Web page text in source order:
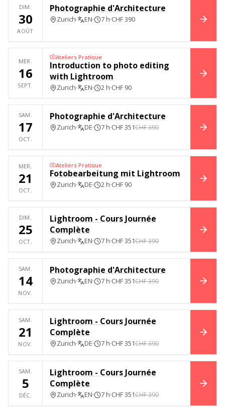
DIM.
30
AOÛT
Photographie d'Architecture
Zurich EN 7 h CHF 390
MER.
16
SEPT.
Ateliers Pratique
Introduction to photo editing
with Lightroom
Zurich EN 2 h CHF 90
SAM.
17
OCT.
Photographie d'Architecture
Zurich DE 7 h CHF 351CHF 390
MER.
21
OCT.
Ateliers Pratique
Fotobearbeitung mit Lightroom
Zurich DE 2 h CHF 90
DIM.
25
OCT.
Lightroom - Cours Journée
Complète
Zurich EN 7 h CHF 351CHF 390
SAM.
14
NOV.
Photographie d'Architecture
Zurich EN 7 h CHF 351CHF 390
SAM.
21
NOV.
Lightroom - Cours Journée
Complète
Zurich DE 7 h CHF 351CHF 390
SAM.
5
DÉC.
Lightroom - Cours Journée
Complète
Zurich EN 7 h CHF 351CHF 390